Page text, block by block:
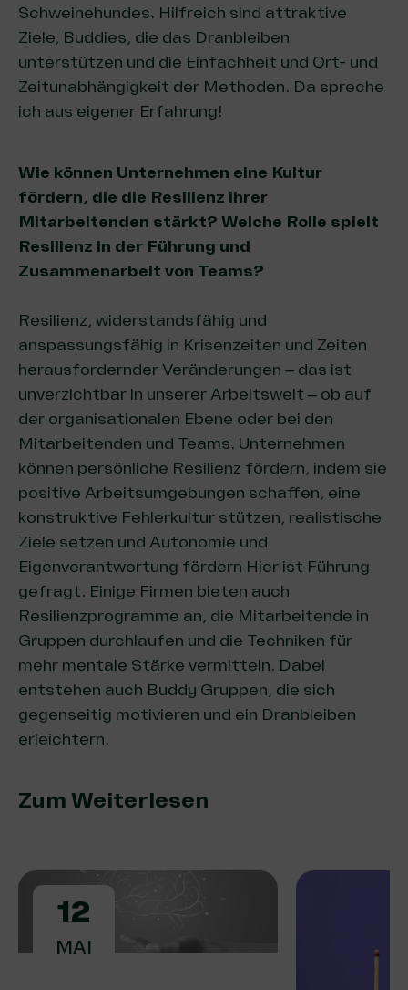
Schweinehundes. Hilfreich sind attraktive
Ziele, Buddies, die das Dranbleiben
unterstützen und die Einfachheit und Ort- und
Zeitunabhängigkeit der Methoden. Da spreche
ich aus eigener Erfahrung!
Wie können Unternehmen eine Kultur
fördern, die die Resilienz ihrer
Mitarbeitenden stärkt? Welche Rolle spielt
Resilienz in der Führung und
Zusammenarbeit von Teams?
Resilienz, widerstandsfähig und
anspassungsfähig in Krisenzeiten und Zeiten
herausfordernder Veränderungen – das ist
unverzichtbar in unserer Arbeitswelt – ob auf
der organisationalen Ebene oder bei den
Mitarbeitenden und Teams. Unternehmen
können persönliche Resilienz fördern, indem sie
positive Arbeitsumgebungen schaffen, eine
konstruktive Fehlerkultur stützen, realistische
Ziele setzen und Autonomie und
Eigenverantwortung fördern Hier ist Führung
gefragt. Einige Firmen bieten auch
Resilienzprogramme an, die Mitarbeitende in
Gruppen durchlaufen und die Techniken für
mehr mentale Stärke vermitteln. Dabei
entstehen auch Buddy Gruppen, die sich
gegenseitig motivieren und ein Dranbleiben
erleichtern.
Zum Weiterlesen
12
MAI